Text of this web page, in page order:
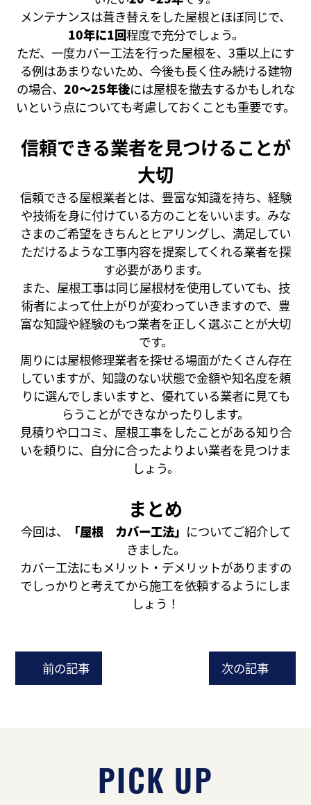
メンテナンスは葺き替えをした屋根とほぼ同じで、
10年に1回程度で充分でしょう。
ただ、一度カバー工法を行った屋根を、3重以上にす
る例はあまりないため、今後も長く住み続ける建物
の場合、 20～25年後には屋根を撤去するかもしれな
いという点についても考慮しておくことも重要です。
信頼できる業者を見つけることが
大切
信頼できる屋根業者とは、豊富な知識を持ち、経験
や技術を身に付けている方のことをいいます。みな
さまのご希望をきちんとヒアリングし、満足してい
ただけるような工事内容を提案してくれる業者を探
す必要があります。
また、屋根工事は同じ屋根材を使用していても、技
術者によって仕上がりが変わっていきますので、豊
富な知識や経験のもつ業者を正しく選ぶことが大切
です。
周りには屋根修理業者を探せる場面がたくさん存在
していますが、知識のない状態で金額や知名度を頼
りに選んでしまいますと、優れている業者に見ても
らうことができなかったりします。
見積りや口コミ、屋根工事をしたことがある知り合
いを頼りに、自分に合ったよりよい業者を見つけま
しょう。
まとめ
今回は、 「屋根 カバー工法」 についてご紹介して
きました。
カバー工法にもメリット・デメリットがありますの
でしっかりと考えてから施工を依頼するようにしま
しょう！
前の記事 次の記事
PICK UP